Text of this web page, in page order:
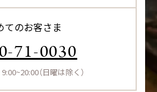
てのお客さま
71-0030
（日曜は除く）